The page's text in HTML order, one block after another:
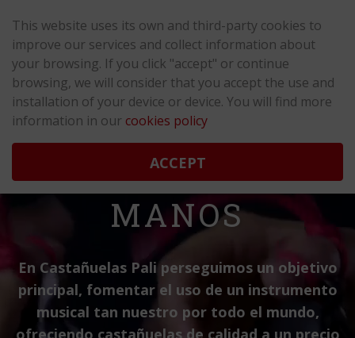
This website uses its own and third-party cookies to
improve our services and collect information about
your browsing. If you click "accept" or continue
browsing, we will consider that you accept the use and
installation of your device or device. You will find more
information in our cookies policy
ACCEPT
¡ Gastos de envío GRATIS para España península !
ALEGRÍA EN TUS
MANOS
En Castañuelas Pali perseguimos un objetivo
principal, fomentar el uso de un instrumento
musical tan nuestro por todo el mundo,
ofreciendo castañuelas de calidad a un precio